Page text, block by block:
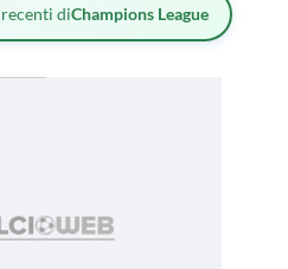
diChampions League